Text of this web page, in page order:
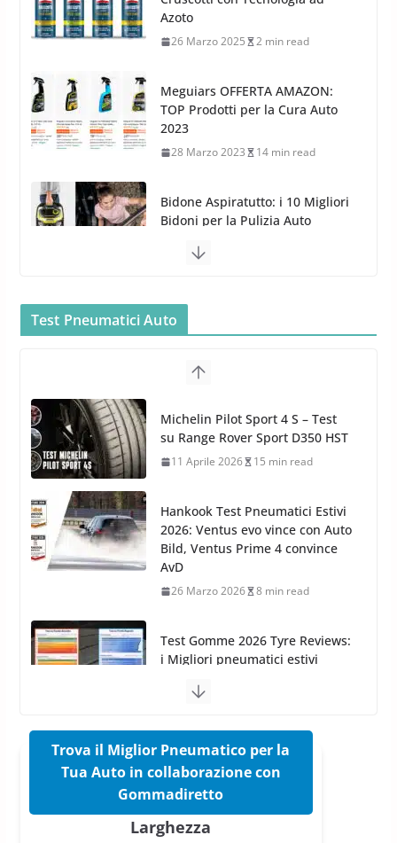
3 Dicembre 2024 3 min read
2023
28 Marzo 2023 14 min read
Bidone Aspiratutto: i 10 Migliori
Bidoni per la Pulizia Auto
6 Maggio 2022
Gun per la tua Idropulitrice?
5 Maggio 2022 2 min read
Car Care
26 Marzo 2025 2 min read
Azoto
26 Marzo 2025 2 min read
Test Pneumatici Auto
Hankook Test Pneumatici Estivi
2026: Ventus evo vince con Auto
Bild, Ventus Prime 4 convince
Test Gomme 2026 Tyre Reviews:
i Migliori pneumatici estivi
sportivi a confronto
Pirelli Cinturato 2026: due
confermano il salto tecnico del
Pirelli P Zero Trofeo RS: per
Tyre Reviews è la gomma semi-
slick da battere
Trova il Miglior Pneumatico per la
Tua Auto in collaborazione con
Gommadiretto
Larghezza